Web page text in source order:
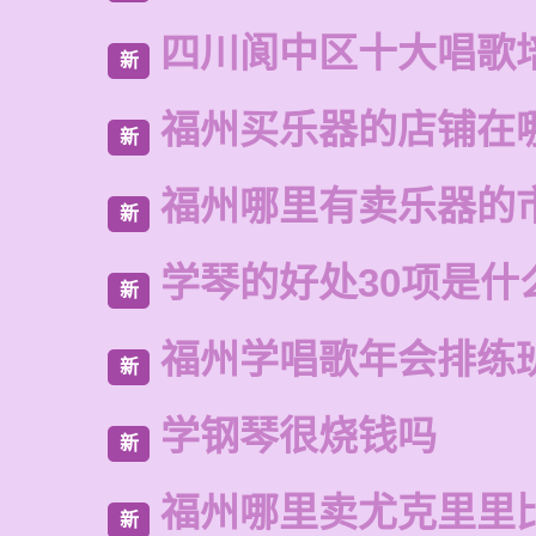
新 四川阆中区十大唱歌
新 福州买乐器的店铺在
新 福州哪里有卖乐器的
新 学琴的好处30项是什
新 福州学唱歌年会排练
新 学钢琴很烧钱吗
新 福州哪里卖尤克里里